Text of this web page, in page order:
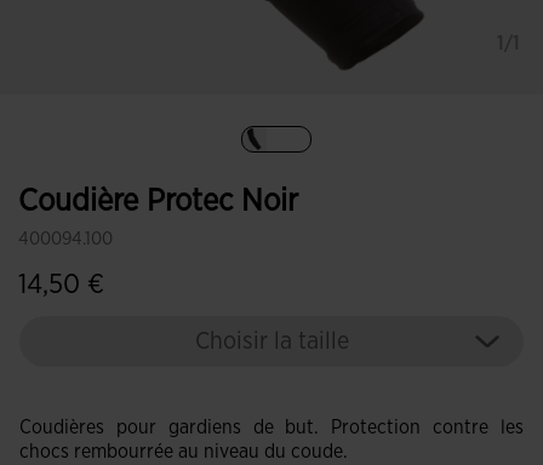
Coudière Protec Noir
400094.100
14,50 €
Choisir la taille
Coudières pour gardiens de but. Protection contre les
chocs rembourrée au niveau du coude.